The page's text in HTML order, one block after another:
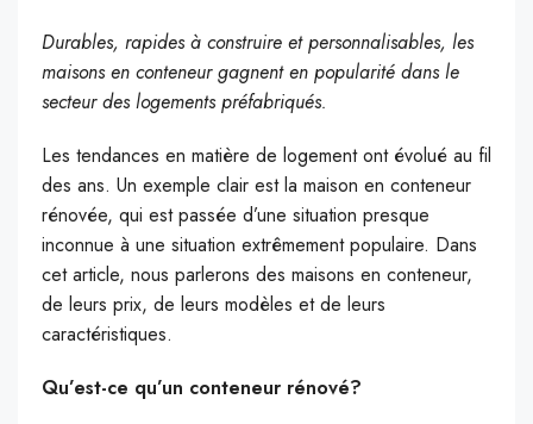
Durables, rapides à construire et personnalisables, les
maisons en conteneur gagnent en popularité dans le
secteur des logements préfabriqués.
Les tendances en matière de logement ont évolué au fil
des ans. Un exemple clair est la maison en conteneur
rénovée, qui est passée d’une situation presque
inconnue à une situation extrêmement populaire. Dans
cet article, nous parlerons des maisons en conteneur,
de leurs prix, de leurs modèles et de leurs
caractéristiques.
Qu’est-ce qu’un conteneur rénové?